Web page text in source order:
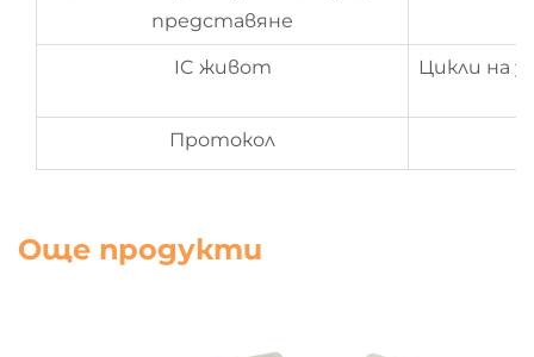
представяне
IC живот Цикли на
Протокол
Още продукти